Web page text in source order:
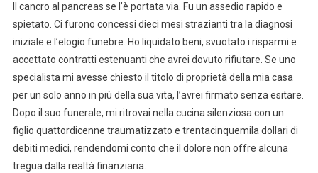
Il cancro al pancreas se l’è portata via. Fu un assedio rapido e
spietato. Ci furono concessi dieci mesi strazianti tra la diagnosi
iniziale e l’elogio funebre. Ho liquidato beni, svuotato i risparmi e
accettato contratti estenuanti che avrei dovuto rifiutare. Se uno
specialista mi avesse chiesto il titolo di proprietà della mia casa
per un solo anno in più della sua vita, l’avrei firmato senza esitare.
Dopo il suo funerale, mi ritrovai nella cucina silenziosa con un
figlio quattordicenne traumatizzato e trentacinquemila dollari di
debiti medici, rendendomi conto che il dolore non offre alcuna
tregua dalla realtà finanziaria.